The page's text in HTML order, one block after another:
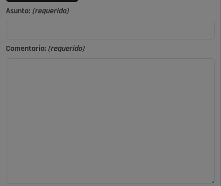
Asunto: (requerido)
Comentario: (requerido)